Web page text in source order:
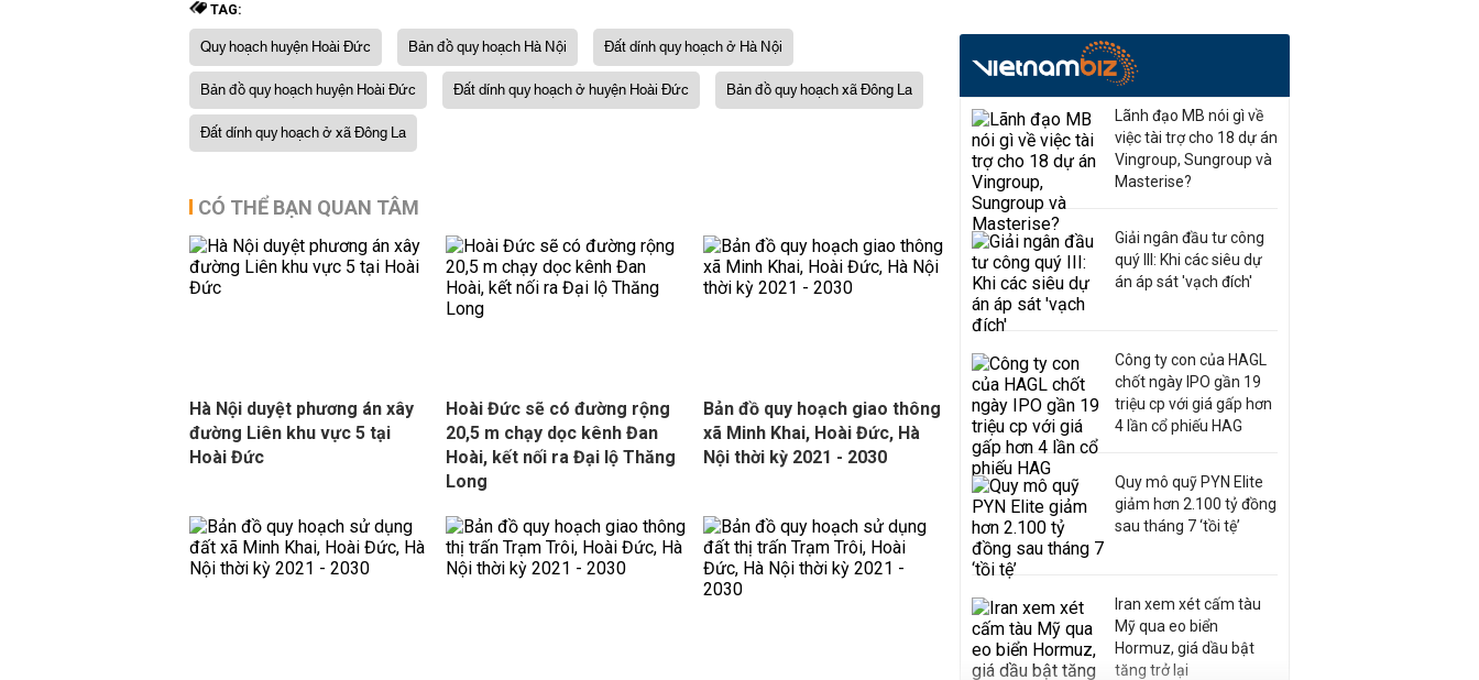
TAG:
Quy hoạch huyện Hoài Đức Bản đồ quy hoạch Hà Nội
Đất dính quy hoạch ở Hà Nội
Bản đồ quy hoạch huyện Hoài Đức
Đất dính quy hoạch ở huyện Hoài Đức
Bản đồ quy hoạch xã Đông La
Đất dính quy hoạch ở xã Đông La
CÓ THỂ BẠN QUAN TÂM
Hà Nội duyệt phương án xây
đường Liên khu vực 5 tại
Hoài Đức
Hoài Đức sẽ có đường rộng
20,5 m chạy dọc kênh Đan
Hoài, kết nối ra Đại lộ Thăng
Long
Bản đồ quy hoạch giao thông
xã Minh Khai, Hoài Đức, Hà
Nội thời kỳ 2021 - 2030
Lãnh đạo MB nói gì về
việc tài trợ cho 18 dự án
Vingroup, Sungroup và
Masterise?
Giải ngân đầu tư công
quý III: Khi các siêu dự
án áp sát 'vạch đích'
Công ty con của HAGL
chốt ngày IPO gần 19
triệu cp với giá gấp hơn
4 lần cổ phiếu HAG
Quy mô quỹ PYN Elite
giảm hơn 2.100 tỷ đồng
sau tháng 7 ‘tồi tệ’
Iran xem xét cấm tàu
Mỹ qua eo biển
Hormuz, giá dầu bật
tăng trở lại